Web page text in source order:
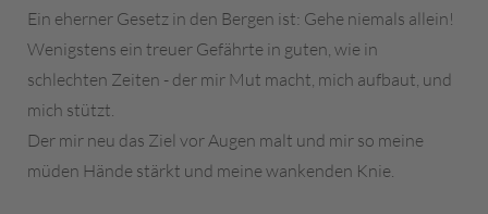
Ein eherner Gesetz in den Bergen ist: Gehe niemals allein!
Wenigstens ein treuer Gefährte in guten, wie in
schlechten Zeiten - der mir Mut macht, mich aufbaut, und
mich stützt.
Der mir neu das Ziel vor Augen malt und mir so meine
müden Hände stärkt und meine wankenden Knie.